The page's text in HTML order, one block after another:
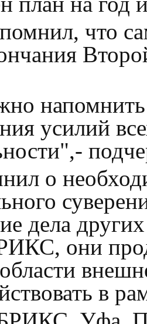
что
усилий
о
дела
они
в